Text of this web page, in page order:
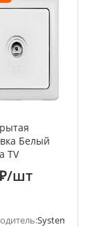
Electric)
Белый
TV
Systeme
/шт
Systeme